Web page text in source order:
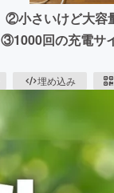
小さいけど大容
回の充電サ
埋め込み